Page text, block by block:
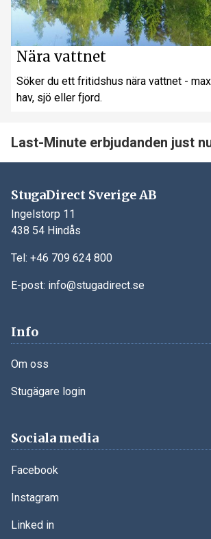
Nära vattnet
Söker du ett fritidshus nära vattnet -
hav, sjö eller fjord.
Last-Minute erbjudanden just
StugaDirect Sverige AB
Ingelstorp 11
438 54 Hindås
Tel: +46 709 624 800
E-post: info@stugadirect.se
Info
Om oss
Stugägare login
Sociala media
Facebook
Instagram
Linked in